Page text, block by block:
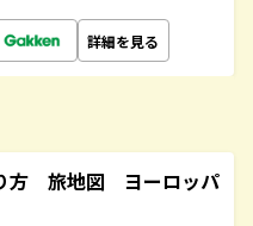
詳細を見る
方 旅地図 ヨーロッパ